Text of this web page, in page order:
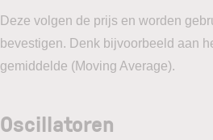
Deze volgen de prijs en worden
bevestigen. Denk bijvoorbeeld aan
gemiddelde (Moving Average).
Oscillatoren